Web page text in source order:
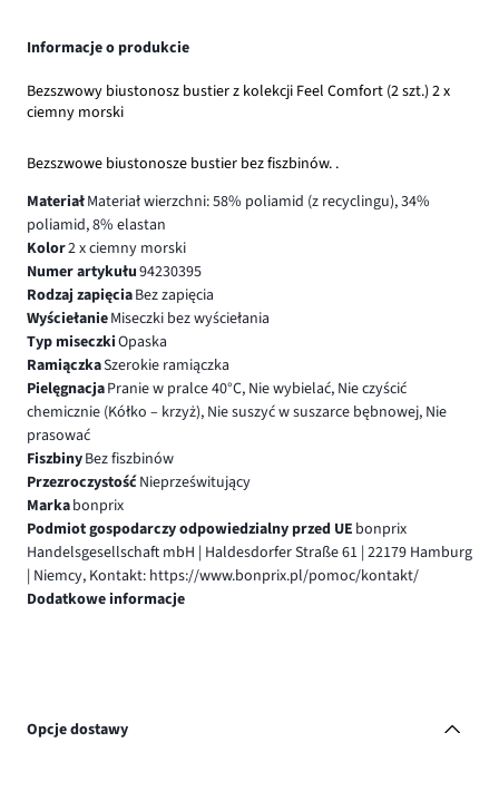
Informacje o produkcie
Bezszwowy biustonosz bustier z kolekcji Feel Comfort (2 szt.) 2 x
ciemny morski
Bezszwowe biustonosze bustier bez fiszbinów. .
MateriałMateriał wierzchni: 58% poliamid (z recyclingu), 34%
poliamid, 8% elastan
Kolor2 x ciemny morski
Numer artykułu94230395
Rodzaj zapięciaBez zapięcia
WyściełanieMiseczki bez wyściełania
Typ miseczkiOpaska
RamiączkaSzerokie ramiączka
PielęgnacjaPranie w pralce 40°C, Nie wybielać, Nie czyścić
chemicznie (Kółko – krzyż), Nie suszyć w suszarce bębnowej, Nie
prasować
FiszbinyBez fiszbinów
PrzezroczystośćNieprześwitujący
Markabonprix
Podmiot gospodarczy odpowiedzialny przed UE bonprix
Handelsgesellschaft mbH | Haldesdorfer Straße 61 | 22179 Hamburg
| Niemcy, Kontakt: https://www.bonprix.pl/pomoc/kontakt/
Dodatkowe informacje
Opcje dostawy